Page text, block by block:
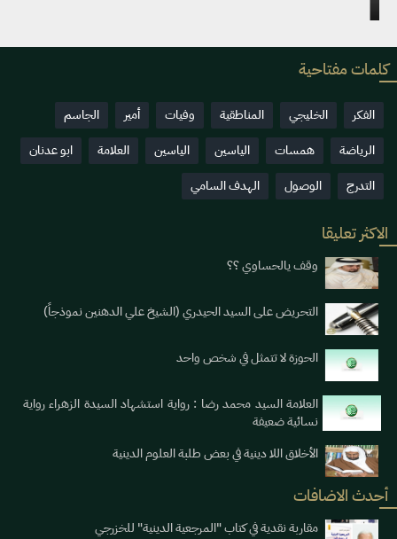
كلمات مفتاحية
الفكر الخليجي المناطقية وفيات أمير
الجاسم
الرياضة
همسات الياسين الياسين العلامة
ابو عدنان
التدرج
الوصول الهدف السامي
الاكثر تعليقا
وقف يالحساوي ؟؟
التحريض على السيد الحيدري (الشيخ علي الدهنين نموذجاً)
الحوزة لا تتمثل في شخص واحد
العلامة السيد محمد رضا : رواية استشهاد السيدة الزهراء رواية
نسائية ضعيفة
الأخلاق اللا دينية في بعض طلبة العلوم الدينية
أحدث الاضافات
مقاربة نقدية في كتاب "المرجعية الدينية" للخزرجي